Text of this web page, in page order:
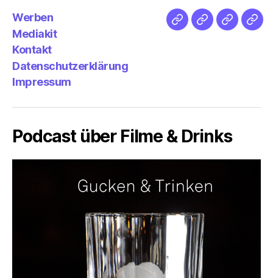
Werben
Mediakit
Kontakt
Datenschutzerklärung
Impressum
NetzMedien
Podcast über Filme & Drinks